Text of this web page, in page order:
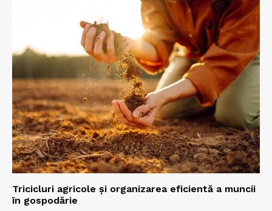
Tricicluri agricole și organizarea eficientă a muncii
în gospodărie